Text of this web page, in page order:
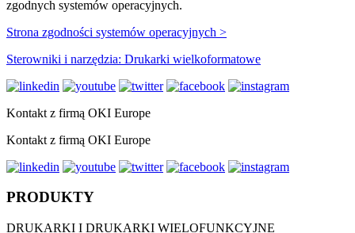
zgodnych systemów operacyjnych.
Strona zgodności systemów operacyjnych >
Sterowniki i narzędzia: Drukarki wielkoformatowe
Kontakt z firmą OKI Europe
Kontakt z firmą OKI Europe
PRODUKTY
DRUKARKI I DRUKARKI WIELOFUNKCYJNE